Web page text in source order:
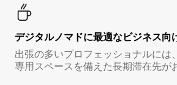
デジタルノマド⁠に最⁠適⁠なビ⁠ジ⁠ネ⁠ス⁠向⁠
出張の多いプロフェッショナルには
専用スペースを備えた長期滞在先が